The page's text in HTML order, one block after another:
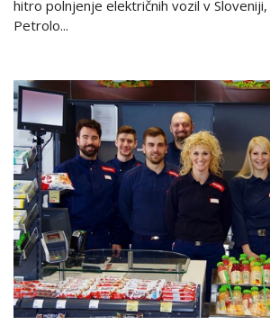
hitro polnjenje električnih vozil v Sloveniji,
Petrolo...